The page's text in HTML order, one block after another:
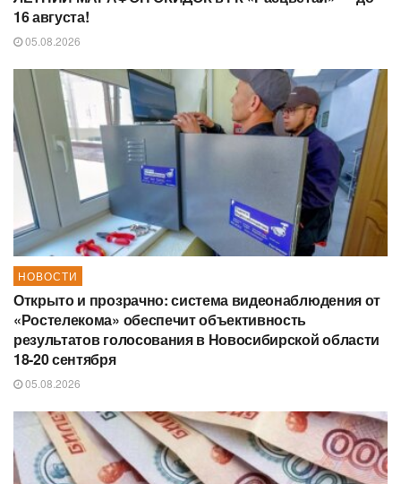
16 августа!
05.08.2026
НОВОСТИ
Открыто и прозрачно: система видеонаблюдения от
«Ростелекома» обеспечит объективность
результатов голосования в Новосибирской области
18-20 сентября
05.08.2026